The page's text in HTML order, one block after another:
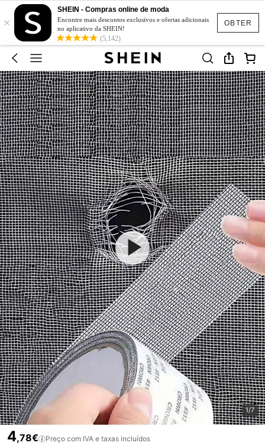
OBTER
×
SHEIN - Compras online de moda
Encontre mais descontos exclusivos e ofertas adicionais
no aplicativo da SHEIN!
(5,142)
1/7
4,78€ Preço com IVA e taxas incluídos